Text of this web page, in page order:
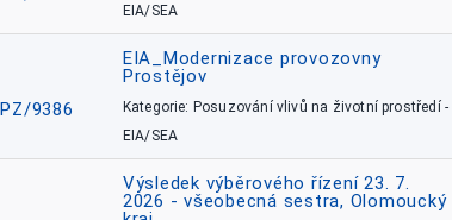
EIA/SEA
9386
EIA_Modernizace provozovny
Prostějov
Kategorie: Posuzování vlivů na životní prostředí -
EIA/SEA
Výsledek výběrového řízení 23. 7.
2026 - všeobecná sestra, Olomoucký